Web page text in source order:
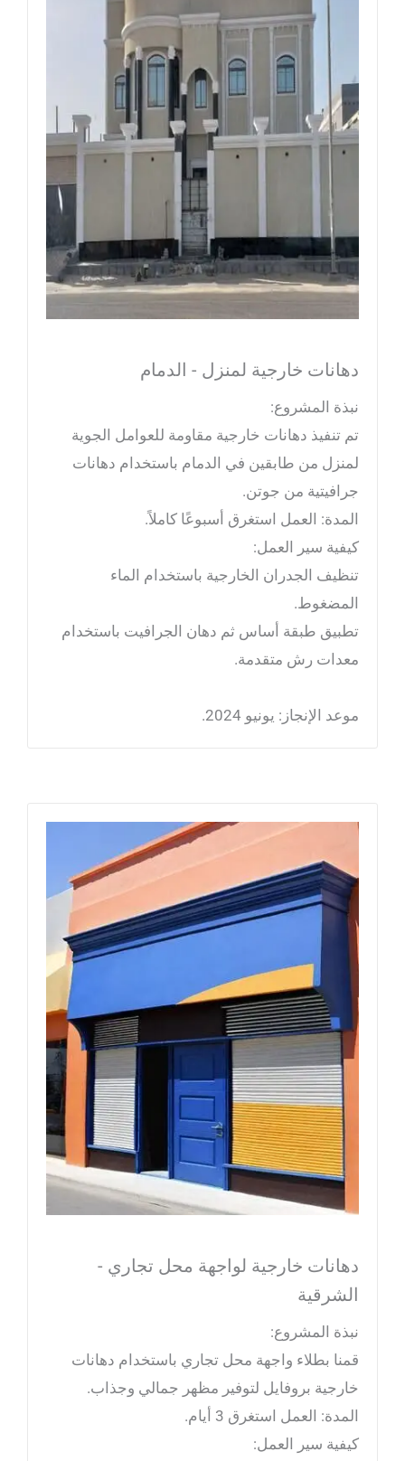
دهانات خارجية لمنزل - الدمام
نبذة المشروع:
تم تنفيذ دهانات خارجية مقاومة للعوامل الجوية
لمنزل من طابقين في الدمام باستخدام دهانات
جرافيتية من جوتن.
المدة: العمل استغرق أسبوعًا كاملاً.
كيفية سير العمل:
تنظيف الجدران الخارجية باستخدام الماء
المضغوط.
تطبيق طبقة أساس ثم دهان الجرافيت باستخدام
معدات رش متقدمة.
موعد الإنجاز: يونيو 2024.
دهانات خارجية لواجهة محل تجاري -
الشرقية
نبذة المشروع:
قمنا بطلاء واجهة محل تجاري باستخدام دهانات
خارجية بروفايل لتوفير مظهر جمالي وجذاب.
المدة: العمل استغرق 3 أيام.
كيفية سير العمل: